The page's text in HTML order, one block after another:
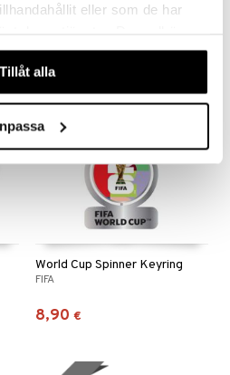
eller som de har
av vår webbplats.
Tillåt alla
22,90 €
World Cup Spinner Keyring
FIFA
8,90 €
uutuus